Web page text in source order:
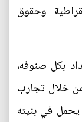
وحقوق
بكل صنوفه،
خلال تجارب
يحمل في بنيته